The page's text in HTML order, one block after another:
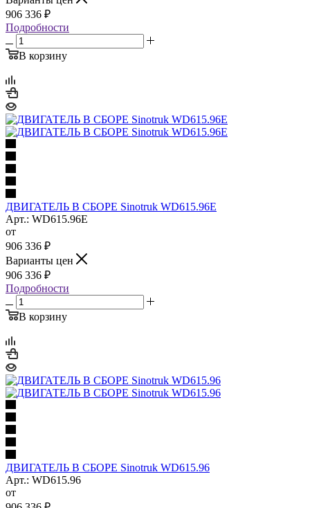
906 336 ₽
Подробности
В корзину
ДВИГАТЕЛЬ В СБОРЕ Sinotruk WD615.96E
Арт.: WD615.96E
от
906 336 ₽
Варианты цен
906 336 ₽
Подробности
В корзину
ДВИГАТЕЛЬ В СБОРЕ Sinotruk WD615.96
Арт.: WD615.96
от